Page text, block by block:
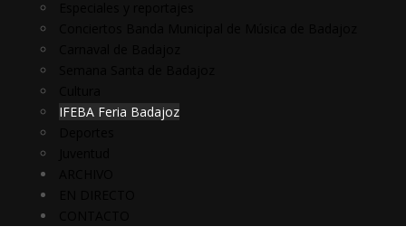
IFEBA Feria Badajoz